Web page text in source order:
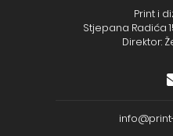
Print i
Stjepana Radića
Direktor: